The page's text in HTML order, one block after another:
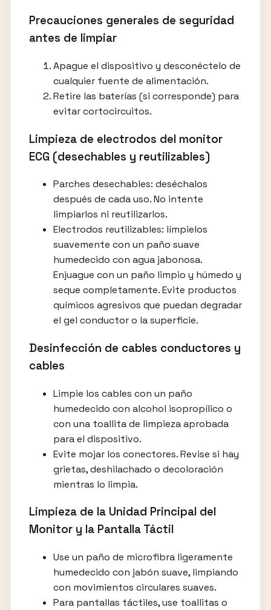
Precauciones generales de seguridad
antes de limpiar
Apague el dispositivo y desconéctelo de
cualquier fuente de alimentación.
Retire las baterías (si corresponde) para
evitar cortocircuitos.
Limpieza de electrodos del monitor
ECG (desechables y reutilizables)
Parches desechables: deséchalos
después de cada uso. No intente
limpiarlos ni reutilizarlos.
Electrodos reutilizables: límpielos
suavemente con un paño suave
humedecido con agua jabonosa.
Enjuague con un paño limpio y húmedo y
seque completamente. Evite productos
químicos agresivos que puedan degradar
el gel conductor o la superficie.
Desinfección de cables conductores y
cables
Limpie los cables con un paño
humedecido con alcohol isopropílico o
con una toallita de limpieza aprobada
para el dispositivo.
Evite mojar los conectores. Revise si hay
grietas, deshilachado o decoloración
mientras lo limpia.
Limpieza de la Unidad Principal del
Monitor y la Pantalla Táctil
Use un paño de microfibra ligeramente
humedecido con jabón suave, limpiando
con movimientos circulares suaves.
Para pantallas táctiles, use toallitas o